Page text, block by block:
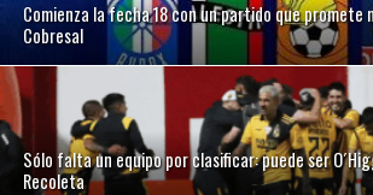
Comienza la fecha 18 con un partido que promete
Cobresal
Sólo falta un equipo por clasificar: puede ser
Recoleta